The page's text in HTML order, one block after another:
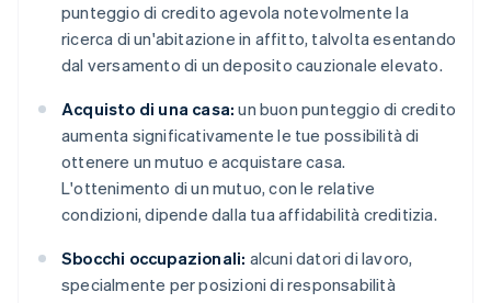
punteggio di credito agevola notevolmente la
ricerca di un'abitazione in affitto, talvolta esentando
dal versamento di un deposito cauzionale elevato.
Acquisto di una casa: un buon punteggio di credito
aumenta significativamente le tue possibilità di
ottenere un mutuo e acquistare casa.
L'ottenimento di un mutuo, con le relative
condizioni, dipende dalla tua affidabilità creditizia.
Sbocchi occupazionali: alcuni datori di lavoro,
specialmente per posizioni di responsabilità